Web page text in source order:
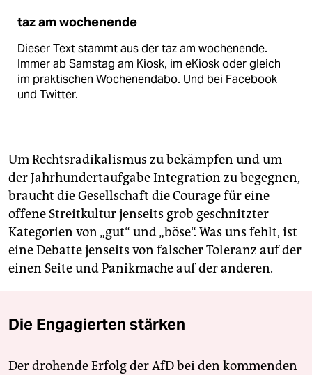
taz am wochenende
Dieser Text stammt aus der taz am wochenende.
Immer ab Samstag am Kiosk, im eKiosk oder gleich
im praktischen Wochenendabo. Und bei Facebook
und Twitter.
Um Rechtsradikalismus zu bekämpfen und um
der Jahrhundertaufgabe Integration zu begegnen,
braucht die Gesellschaft die Courage für eine
offene Streitkultur jenseits grob geschnitzter
Kategorien von „gut“ und „böse“. Was uns fehlt, ist
eine Debatte jenseits von falscher Toleranz auf der
einen Seite und Panikmache auf der anderen.
Die Engagierten stärken
Der drohende Erfolg der AfD bei den kommenden